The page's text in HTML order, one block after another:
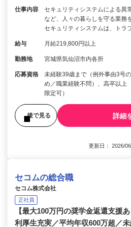
仕事内容
セキュリティシステムによる異
など、人々の暮らしを守る業
セキュリティシステムは、トラ
給与 月給219,800円以上
勤務地 宮城県気仙沼市内各所
応募資格
未経験39歳まで（例外事由3号
め／職業経験不問）、高卒以
限定可）
後で見る 詳細
更新日： 2026/
セコムの総合職
セコム株式会社
正社員
【最大100万円の奨学金返還支援
利厚生充実／平均年収600万超／